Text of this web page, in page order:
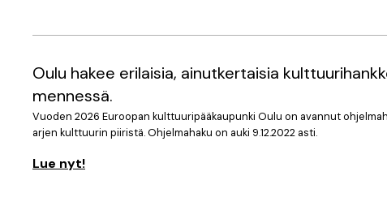
Oulu hakee erilaisia, ainutkertaisia
mennessä.
Vuoden 2026 Euroopan kulttuuripääkaupunki Oulu on avannut
arjen kulttuurin piiristä. Ohjelmahaku on auki 9.12.2022 asti.
Lue nyt!